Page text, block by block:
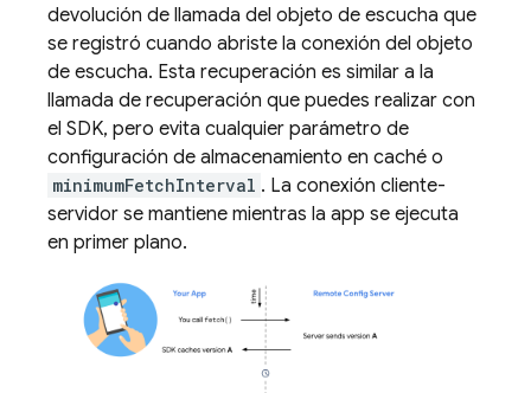
devolución de llamada del objeto de escucha que
se registró cuando abriste la conexión del objeto
de escucha. Esta recuperación es similar a la
llamada de recuperación que puedes realizar con
el SDK, pero evita cualquier parámetro de
configuración de almacenamiento en caché o
minimumFetchInterval . La conexión cliente-
servidor se mantiene mientras la app se ejecuta
en primer plano.